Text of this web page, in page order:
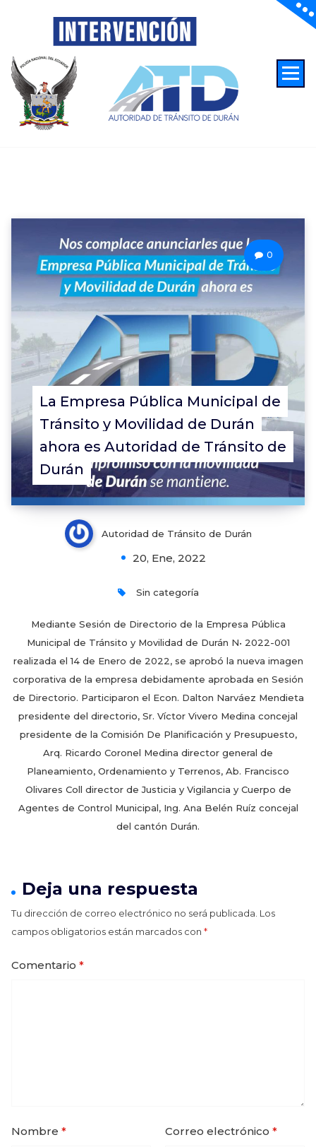
La Empresa Pública Municipal de
Tránsito y Movilidad de Durán
ahora es Autoridad de Tránsito de
Durán
0
Autoridad de Tránsito de Durán
20, Ene, 2022
Sin categoría
Mediante Sesión de Directorio de la Empresa Pública
Municipal de Tránsito y Movilidad de Durán N• 2022-001
realizada el 14 de Enero de 2022, se aprobó la nueva imagen
corporativa de la empresa debidamente aprobada en Sesión
de Directorio. Participaron el Econ. Dalton Narváez Mendieta
presidente del directorio, Sr. Víctor Vivero Medina concejal
presidente de la Comisión De Planificación y Presupuesto,
Arq. Ricardo Coronel Medina director general de
Planeamiento, Ordenamiento y Terrenos, Ab. Francisco
Olivares Coll director de Justicia y Vigilancia y Cuerpo de
Agentes de Control Municipal, Ing. Ana Belén Ruíz concejal
del cantón Durán.
Deja una respuesta
Tu dirección de correo electrónico no será publicada. Los
campos obligatorios están marcados con *
Comentario *
Nombre * Correo electrónico *